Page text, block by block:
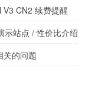
CN2 续费提醒
示站点 / 性价比介绍
关的问题